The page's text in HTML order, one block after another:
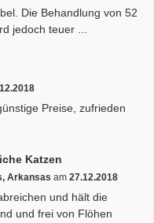
Die Behandlung von 52
jedoch teuer ...
Preise, zufrieden
Katzen
Arkansas am 27.12.2018
und hält die
und frei von Flöhen